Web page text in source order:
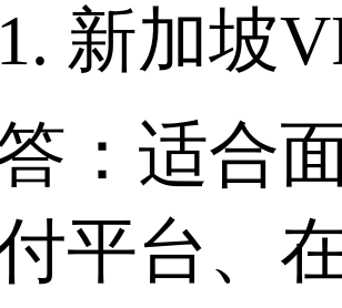
加坡
适合面
平台、